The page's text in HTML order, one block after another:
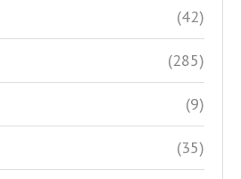
(42)
(285)
(9)
(35)